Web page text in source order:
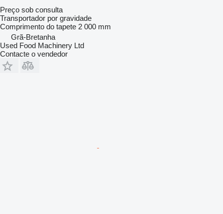
Preço sob consulta
Transportador por gravidade
Comprimento do tapete 2 000 mm
Grã-Bretanha
Used Food Machinery Ltd
Contacte o vendedor